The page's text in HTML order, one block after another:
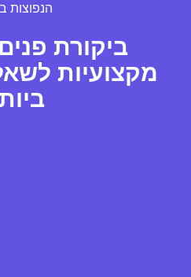
הנפוצות
ביקורת
מקצועיות